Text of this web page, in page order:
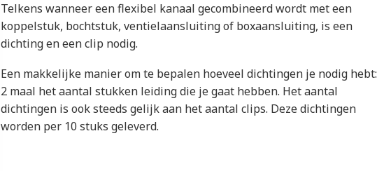
Telkens wanneer een flexibel kanaal gecombineerd wordt met een
koppelstuk, bochtstuk, ventielaansluiting of boxaansluiting, is een
dichting en een clip nodig.
Een makkelijke manier om te bepalen hoeveel dichtingen je nodig hebt:
2 maal het aantal stukken leiding die je gaat hebben. Het aantal
dichtingen is ook steeds gelijk aan het aantal clips. Deze dichtingen
worden per 10 stuks geleverd.